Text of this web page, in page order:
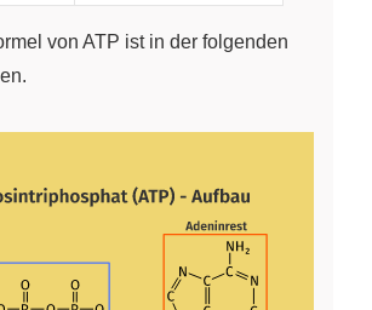
von ATP ist in der folgenden